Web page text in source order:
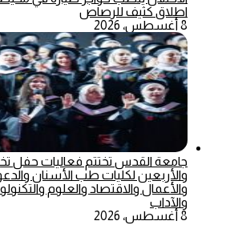
اطلاق كثيف للرصاص
8 أغسطس، 2026
جامعة القدس تختتم فعاليات حفل
والأربعين لكليات طب الأسنان
والأعمال والاقتصاد والعلوم
والآداب
8 أغسطس، 2026